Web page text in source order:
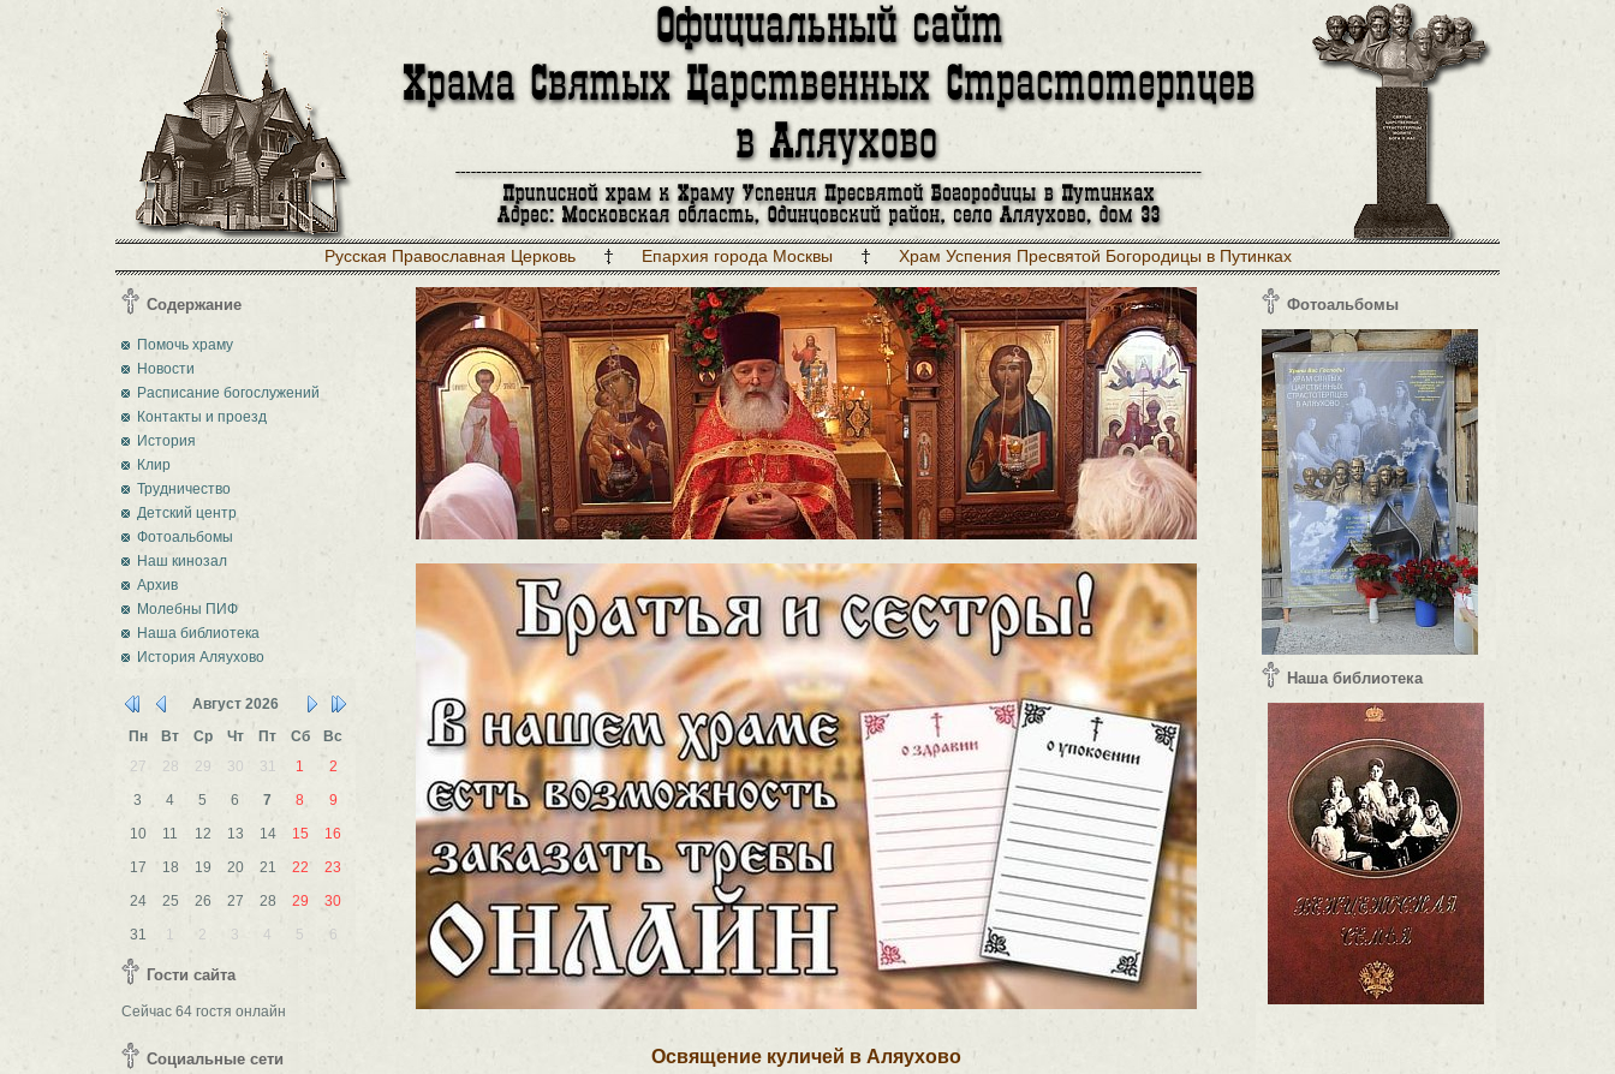
Русская Православная Церковь Епархия города Москвы Храм Успения Пресвятой Богородицы в Путинках
Содержание
Помочь храму
Новости
Расписание богослужений
Контакты и проезд
История
Клир
Трудничество
Детский центр
Фотоальбомы
Наш кинозал
Архив
Молебны ПИФ
Наша библиотека
История Аляухово
Август 2026
Пн
Вт Ср Чт Пт Сб
Вс
27
28 29 30 31 1
2
3
4 5 6 7 8
9
10
11 12 13 14 15
16
17
18 19 20 21 22
23
24
25 26 27 28 29
30
31
1 2 3 4 5 6
Гости сайта
Сейчас 64 гостя онлайн
Социальные сети Освящение куличей в Аляухово
Фотоальбомы
Наша библиотека